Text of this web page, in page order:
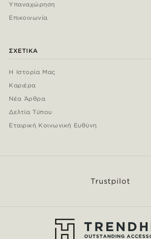
Υπαναχώρηση
Επικοινωνία
ΣΧΕΤΙΚΆ
Η Ιστορία Μας
Καριέρα
Νέα Άρθρα
Δελτία Τύπου
Εταιρική Κοινωνική Ευθύνη
Trustpilot